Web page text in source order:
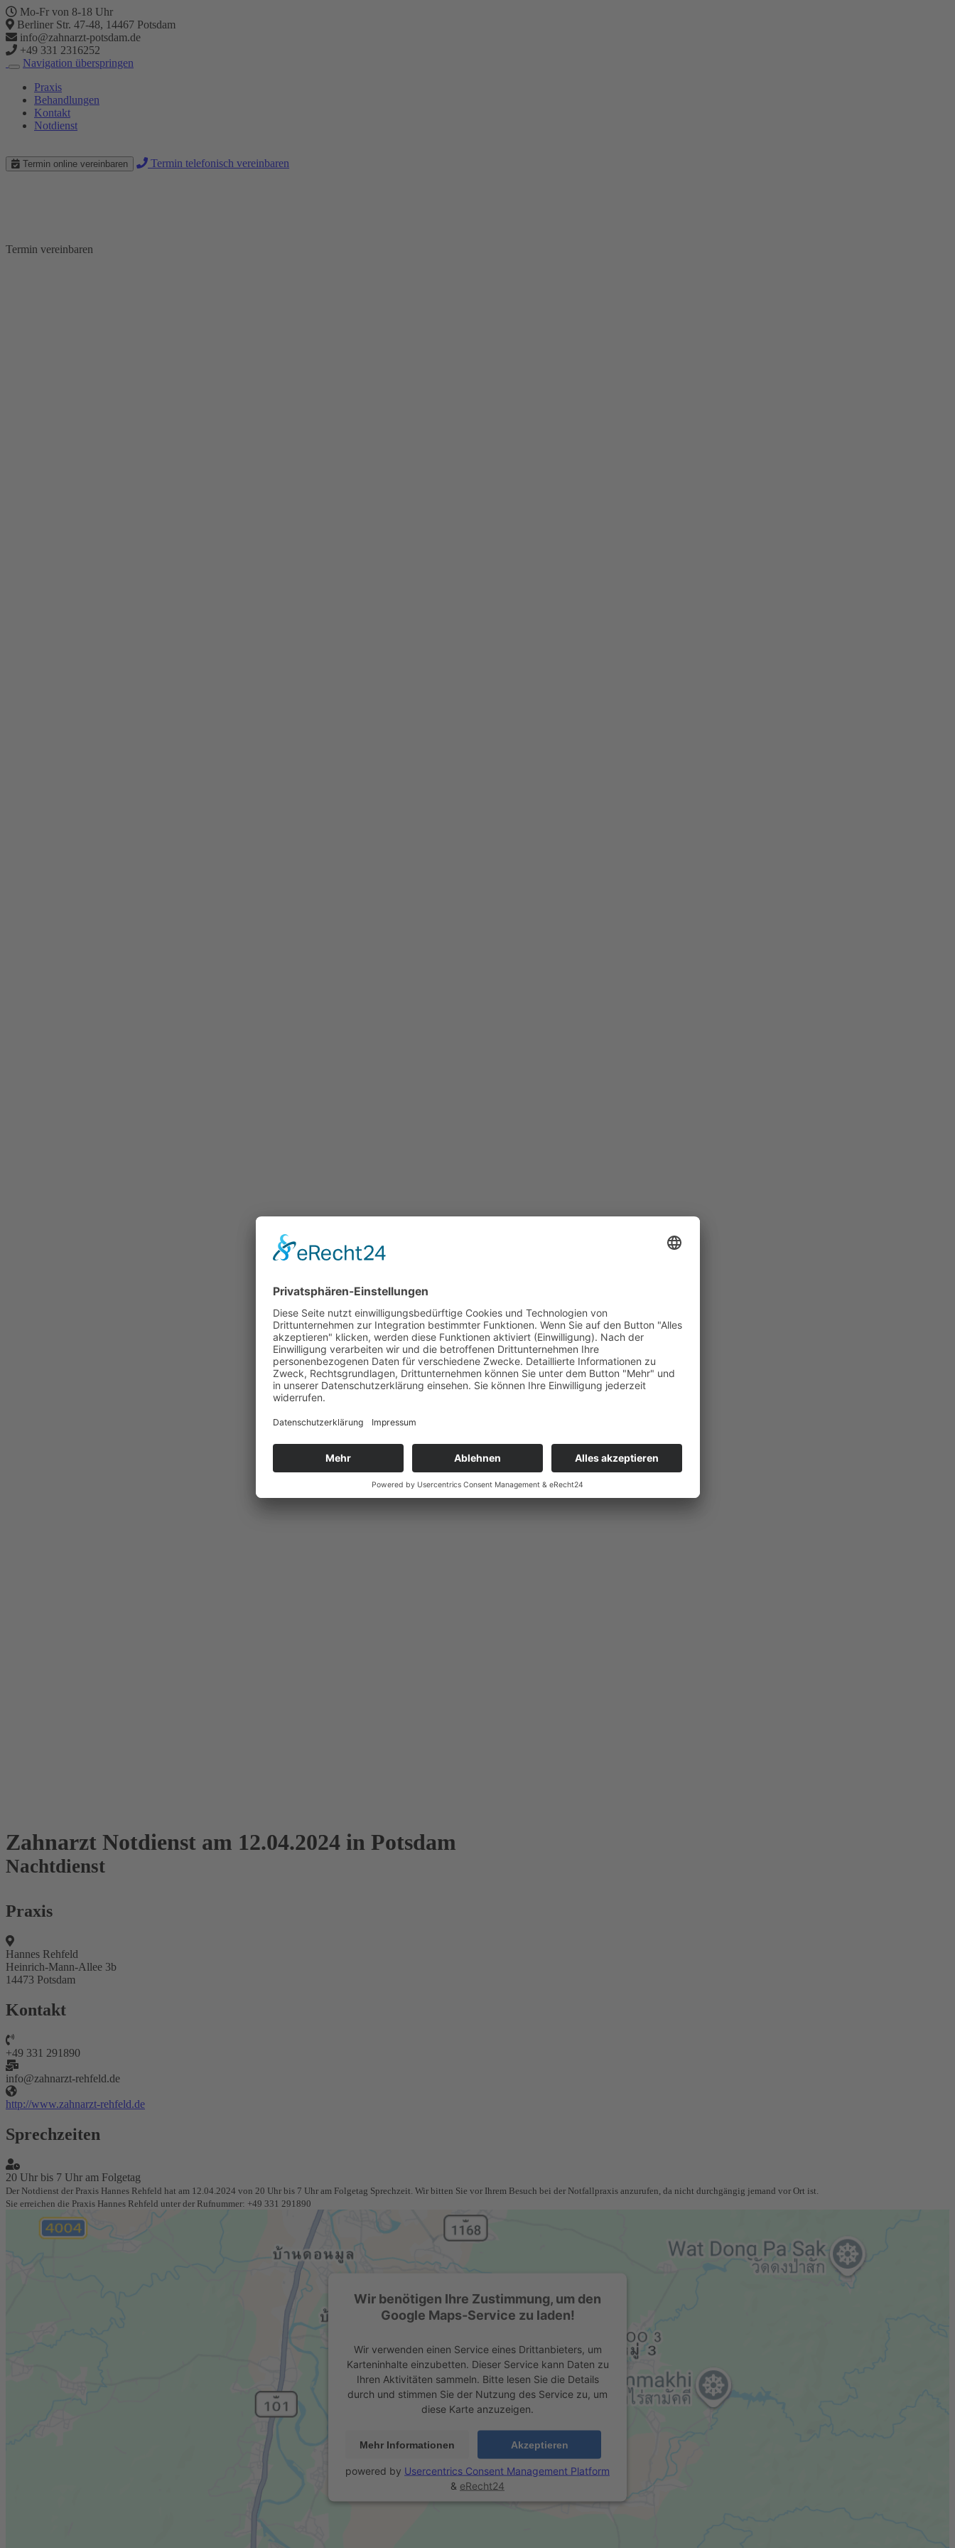
Mo-Fr von 8-18 Uhr
Berliner Str. 47-48, 14467 Potsdam
info@zahnarzt-potsdam.de
+49 331 2316252
Navigation überspringen
Praxis
Behandlungen
Kontakt
Notdienst
Termin online vereinbaren Termin telefonisch vereinbaren
Termin vereinbaren
Zahnarzt Notdienst am 12.04.2024 in Potsdam
Nachtdienst
Praxis
Hannes Rehfeld
Heinrich-Mann-Allee 3b
14473 Potsdam
Kontakt
+49 331 291890
info@zahnarzt-rehfeld.de
http://www.zahnarzt-rehfeld.de
Sprechzeiten
20 Uhr bis 7 Uhr am Folgetag
Der Notdienst der Praxis Hannes Rehfeld hat am 12.04.2024 von 20 Uhr bis 7 Uhr am Folgetag Sprechzeit. Wir bitten Sie vor Ihrem Besuch bei der Notfallpraxis anzurufen, da nicht durchgängig jemand vor Ort ist.
Sie erreichen die Praxis Hannes Rehfeld unter der Rufnummer: +49 331 291890
Wir benötigen Ihre Zustimmung, um den
Google Maps-Service zu laden!
Wir verwenden einen Service eines Drittanbieters, um
Karteninhalte einzubetten. Dieser Service kann Daten zu
Ihren Aktivitäten sammeln. Bitte lesen Sie die Details
durch und stimmen Sie der Nutzung des Service zu, um
diese Karte anzuzeigen.
Mehr Informationen Akzeptieren
powered by Usercentrics Consent Management Platform
& eRecht24